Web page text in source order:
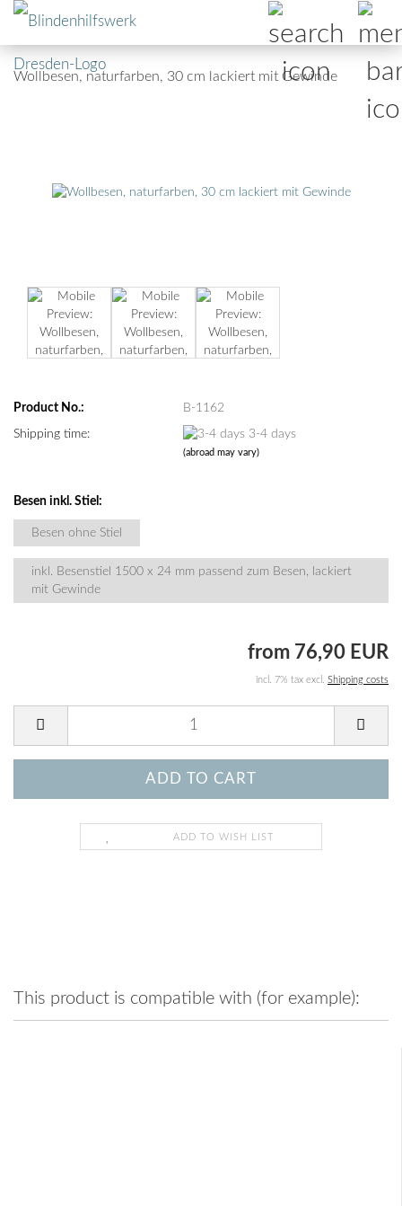
Wollbesen, naturfarben, 30 cm lackiert mit Gewinde
Product No.: B-1162
Shipping time: 3-4 days
(abroad may vary)
Besen inkl. Stiel:
Besen ohne Stiel
inkl. Besenstiel 1500 x 24 mm passend zum Besen, lackiert
mit Gewinde
from 76,90 EUR
incl. 7% tax excl. Shipping costs
ADD TO WISH LIST
This product is compatible with (for example):